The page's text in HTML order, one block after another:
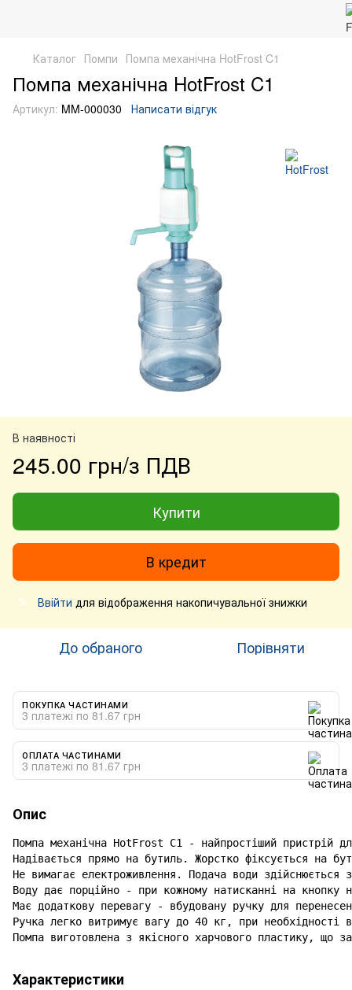
Каталог Помпи Помпа механічна HotFrost C1
Помпа механічна HotFrost C1
Артикул: MM-000030 Написати відгук
В наявності
245.00 грн/з ПДВ
Купити
В кредит
% Ввійти для відображення накопичувальної знижки
До обраного Порівняти
ПОКУПКА ЧАСТИНАМИ
3 платежі по 81.67 грн
ОПЛАТА ЧАСТИНАМИ
3 платежі по 81.67 грн
Опис
Помпа механічна HotFrost C1 - найпростіший пристрій
Надівається прямо на бутиль. Жорстко фіксується на
Не вимагає електроживлення. Подача води
Воду дає порційно - при кожному натисканні на кнопку
Має додаткову перевагу - вбудовану ручку для
Ручка легко витримує вагу до 40 кг, при необхідності
Помпа виготовлена ​​з якісного харчового пластику, що
Характеристики